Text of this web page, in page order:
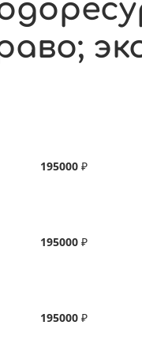
195000 ₽
195000 ₽
195000 ₽